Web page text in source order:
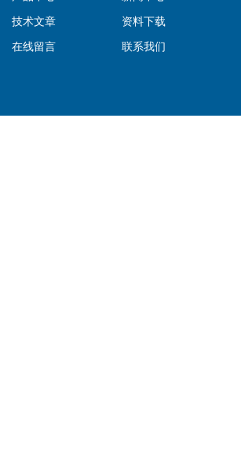
技术文章
资料下载
在线留言
联系我们